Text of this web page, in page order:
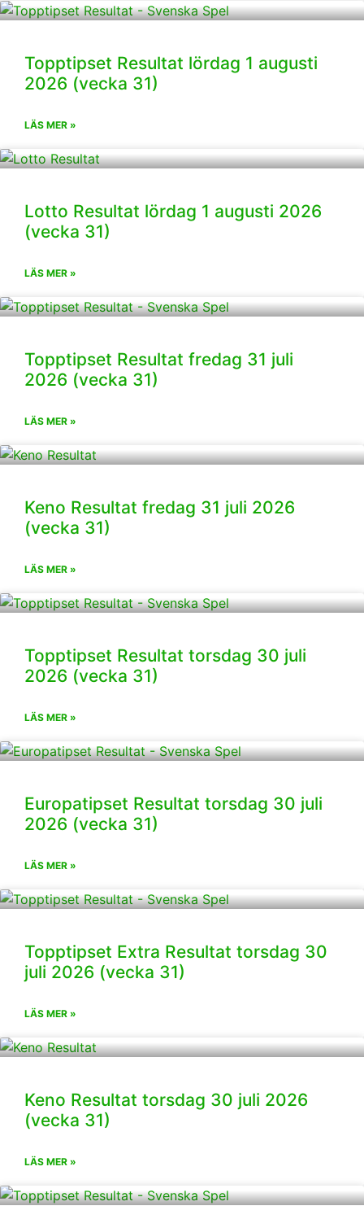
Topptipset Resultat lördag 1 augusti
2026 (vecka 31)
LÄS MER »
Lotto Resultat lördag 1 augusti 2026
(vecka 31)
LÄS MER »
Topptipset Resultat fredag 31 juli
2026 (vecka 31)
LÄS MER »
Keno Resultat fredag 31 juli 2026
(vecka 31)
LÄS MER »
Topptipset Resultat torsdag 30 juli
2026 (vecka 31)
LÄS MER »
Europatipset Resultat torsdag 30 juli
2026 (vecka 31)
LÄS MER »
Topptipset Extra Resultat torsdag 30
juli 2026 (vecka 31)
LÄS MER »
Keno Resultat torsdag 30 juli 2026
(vecka 31)
LÄS MER »